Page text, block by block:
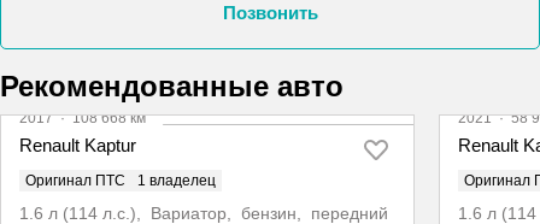
Позвонить
Рекомендованные авто
2017·108 668 км
Renault Kaptur
Оригинал ПТС 1 владелец
1.6 л (114 л.с.), Вариатор, бензин, передний
2021·58
Renault
Оригинал
1.6 л